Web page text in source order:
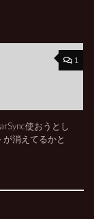
1
使おうとし
消えてるかと